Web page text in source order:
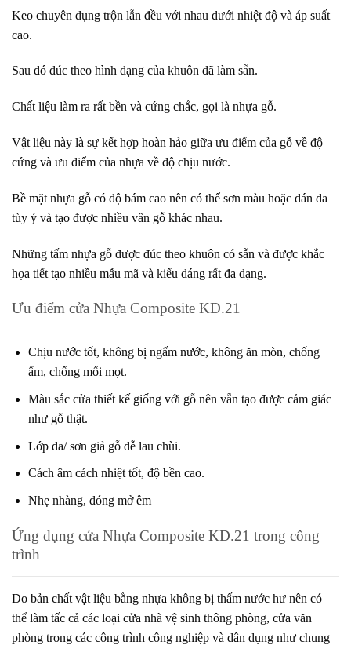
Keo chuyên dụng trộn lẫn đều với nhau dưới nhiệt độ và áp suất
cao.
Sau đó đúc theo hình dạng của khuôn đã làm sẵn.
Chất liệu làm ra rất bền và cứng chắc, gọi là nhựa gỗ.
Vật liệu này là sự kết hợp hoàn hảo giữa ưu điểm của gỗ về độ
cứng và ưu điểm của nhựa về độ chịu nước.
Bề mặt nhựa gỗ có độ bám cao nên có thể sơn màu hoặc dán da
tùy ý và tạo được nhiều vân gỗ khác nhau.
Những tấm nhựa gỗ được đúc theo khuôn có sẵn và được khắc
họa tiết tạo nhiều mẫu mã và kiểu dáng rất đa dạng.
Ưu điểm cửa Nhựa Composite KD.21
Chịu nước tốt, không bị ngấm nước, không ăn mòn, chống
ẩm, chống mối mọt.
Màu sắc cửa thiết kế giống với gỗ nên vẫn tạo được cảm giác
như gỗ thật.
Lớp da/ sơn giả gỗ dễ lau chùi.
Cách âm cách nhiệt tốt, độ bền cao.
Nhẹ nhàng, đóng mở êm
Ứng dụng cửa Nhựa Composite KD.21 trong công
trình
Do bản chất vật liệu bằng nhựa không bị thấm nước hư nên có
thể làm tấc cả các loại cửa nhà vệ sinh thông phòng, cửa văn
phòng trong các công trình công nghiệp và dân dụng như chung